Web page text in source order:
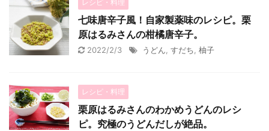
レシピ・料理
七味唐辛子風！自家製薬味のレシピ。栗
原はるみさんの柑橘唐辛子。
2022/2/3 うどん すだち 柚子
レシピ・料理
栗原はるみさんのわかめうどんのレシ
ピ。究極のうどんだしが絶品。